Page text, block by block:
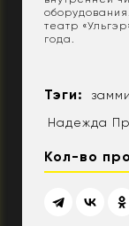
театр
года.
Тэги:
Надежда
Кол-во